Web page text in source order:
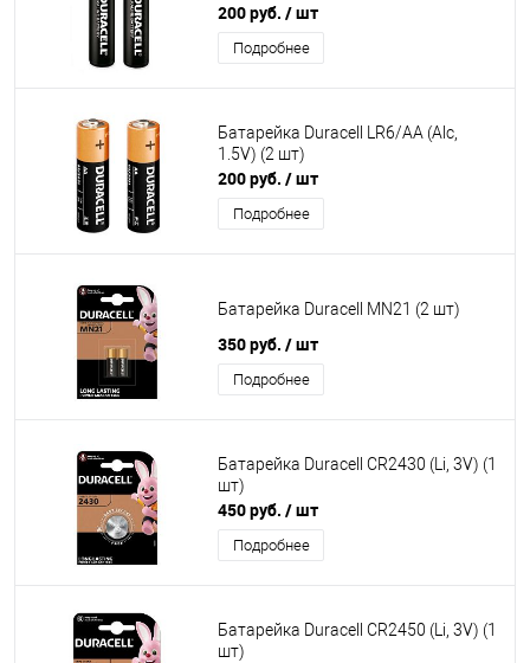
200 руб. / шт
Подробнее
Батарейка Duracell LR6/AA (Alc,
1.5V) (2 шт)
200 руб. / шт
Подробнее
Батарейка Duracell MN21 (2 шт)
350 руб. / шт
Подробнее
Батарейка Duracell CR2430 (Li, 3V) (1
шт)
450 руб. / шт
Подробнее
Батарейка Duracell CR2450 (Li, 3V) (1
шт)